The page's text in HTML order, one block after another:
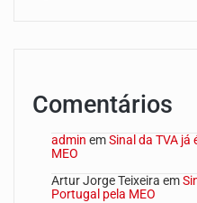
Comentários
admin emSinal da TVA
MEO
Artur Jorge Teixeira em
Portugal pela MEO